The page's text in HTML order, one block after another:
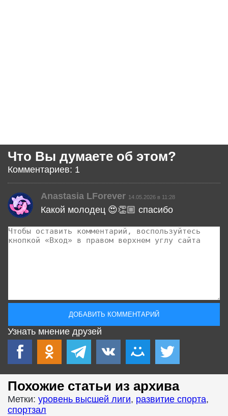
Что Вы думаете об этом?
Комментариев: 1
Anastasia LForever 14.05.2026 в 11:28
Какой молодец 😍👏🏼 спасибо
Узнать мнение друзей
Похожие статьи из архива
Метки: уровень высшей лиги, развитие спорта,
спортзал